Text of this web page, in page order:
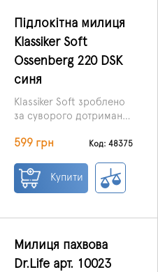
навантаження і
полегшує переміщення.
Ціна вказана за 1 шт.
Підлокітна милиця
Klassiker Soft
Ossenberg 220 DSK
синя
Klassiker Soft зроблено
за суворого дотримання
документів
медицини.
599 грн Код: 48375
Купити
Милиця пахвова
Dr.Life арт. 10023